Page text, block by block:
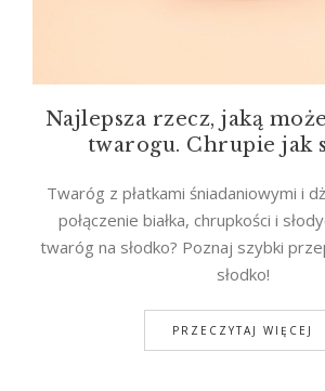
Najlepsza rzecz, jaką
twarogu. Chrupie jak
Twaróg z płatkami śniadaniowymi i
połączenie białka, chrupkości i
twaróg na słodko? Poznaj szybki
słodko!
PRZECZYTAJ WIĘCEJ